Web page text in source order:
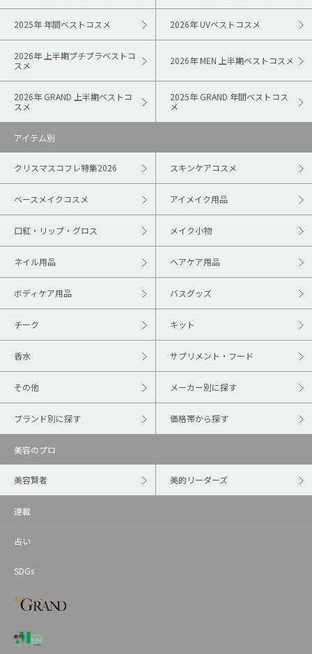
2025年 年間ベストコスメ 2026年 UVベストコスメ
2026年 上半期プチプラベストコ
スメ
2026年 MEN 上半期ベストコスメ
2026年 GRAND 上半期ベストコ
スメ
2025年 GRAND 年間ベストコス
メ
アイテム別
クリスマスコフレ特集2026 スキンケアコスメ
ベースメイクコスメ アイメイク用品
口紅・リップ・グロス メイク小物
ネイル用品 ヘアケア用品
ボディケア用品 バスグッズ
チーク キット
香水 サプリメント・フード
その他 メーカー別に探す
ブランド別に探す 価格帯から探す
美容のプロ
美容賢者 美的リーダーズ
連載
占い
SDGs